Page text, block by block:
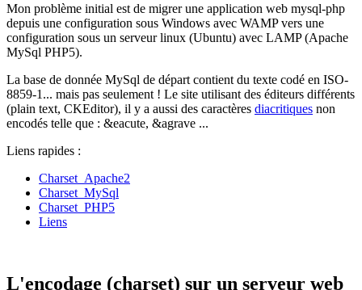
Mon problème initial est de migrer une application web mysql-php
depuis une configuration sous Windows avec WAMP vers une
configuration sous un serveur linux (Ubuntu) avec LAMP (Apache
MySql PHP5).
La base de donnée MySql de départ contient du texte codé en ISO-
8859-1... mais pas seulement ! Le site utilisant des éditeurs différents
(plain text, CKEditor), il y a aussi des caractères diacritiques non
encodés telle que : &eacute, &agrave ...
Liens rapides :
Charset_Apache2
Charset_MySql
Charset_PHP5
Liens
L'encodage (charset) sur un serveur web